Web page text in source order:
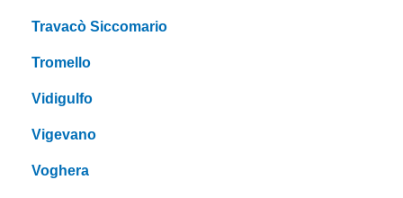
Travacò Siccomario
Tromello
Vidigulfo
Vigevano
Voghera